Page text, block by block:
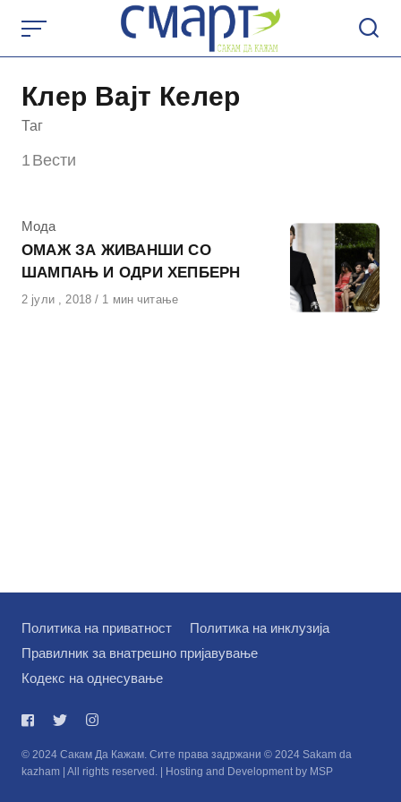
content
Клер Вајт Келер
Таг
1 Вести
КАтегорија
Мода
ОМАЖ ЗА ЖИВАНШИ СО
ШАМПАЊ И ОДРИ ХЕПБЕРН
Објавено
2 јули , 2018 1 мин читање
Политика на приватност
Политика на инклузија
Правилник за внатрешно пријавување
Кодекс на однесување
© 2024 Сакам Да Кажам. Сите права задржани © 2024 Sakam da
kazham | All rights reserved. | Hosting and Development by MSP